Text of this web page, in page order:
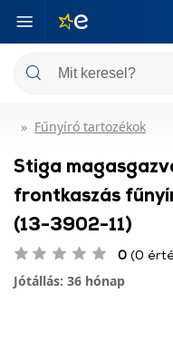
Fűnyíró tartozékok
Stiga
frontkaszás
(13-3902-11)
0 (0
Jótállás: 36 hónap